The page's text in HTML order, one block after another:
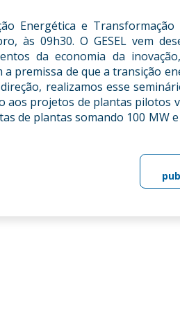
Energética e Transformação
às 09h30. O GESEL vem
da economia da
premissa de que a transição
realizamos esse
aos projetos de plantas pilotos
de plantas somando 100 MW